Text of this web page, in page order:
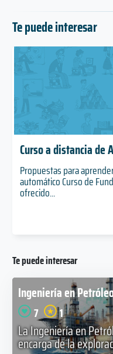
Te puede interesar
Curso a distancia de
Propuestas para
automático Curso de
ofrecido...
Te puede interesar
Ingeniería en
7 1
La Ingeniería en
encarga de la